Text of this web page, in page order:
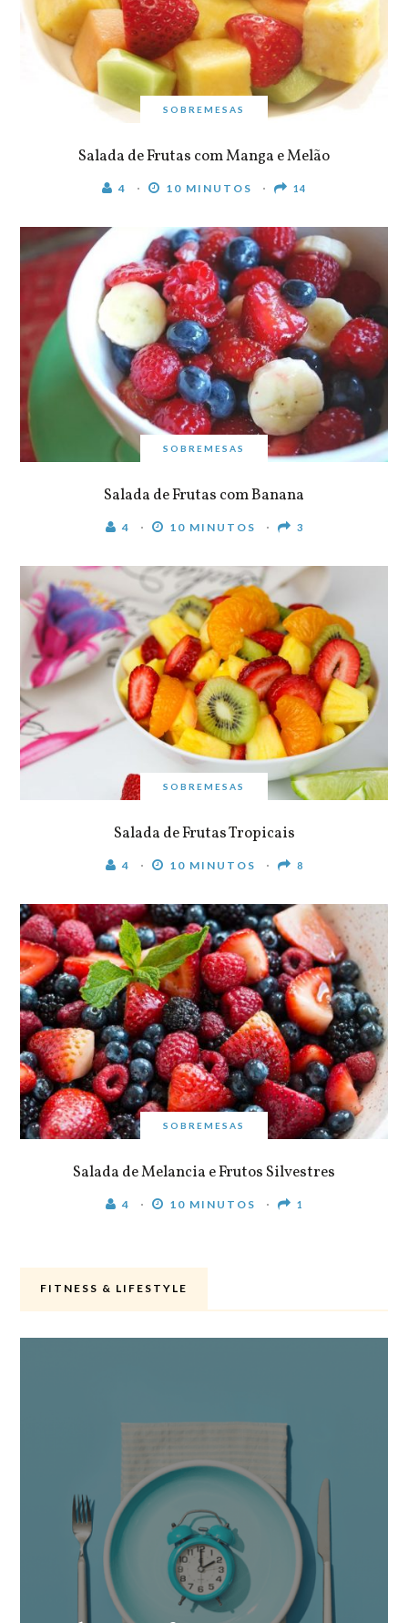
SOBREMESAS
Salada de Frutas com Manga e Melão
4 10 MINUTOS 14
SOBREMESAS
Salada de Frutas com Banana
4 10 MINUTOS 3
SOBREMESAS
Salada de Frutas Tropicais
4 10 MINUTOS 8
SOBREMESAS
Salada de Melancia e Frutos Silvestres
4 10 MINUTOS 1
FITNESS & LIFESTYLE